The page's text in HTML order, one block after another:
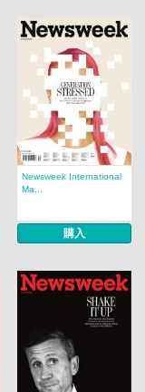
Newsweek International
Ma...
購入